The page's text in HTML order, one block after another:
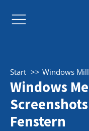
Start Windows
Windows
Fenstern